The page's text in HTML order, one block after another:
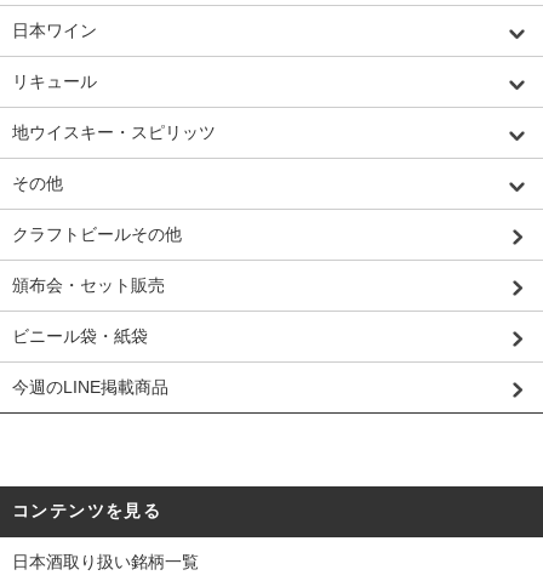
日本ワイン
リキュール
地ウイスキー・スピリッツ
その他
クラフトビールその他
頒布会・セット販売
ビニール袋・紙袋
今週のLINE掲載商品
コンテンツを見る
日本酒取り扱い銘柄一覧